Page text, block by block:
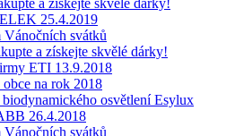
a získejte skvělé dárky!
25.4.2019
Vánočních svátků
a získejte skvělé dárky!
ETI 13.9.2018
na rok 2018
biodynamického osvětlení Esylux
26.4.2018
Vánočních svátků